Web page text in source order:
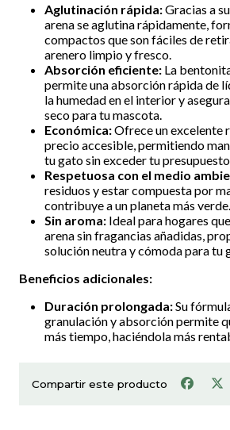
Aglutinación rápida:Gracias a
arena se aglutina rápidamente,
compactos que son fáciles de
arenero limpio y fresco.
Absorción eficiente: La
permite una absorción rápida de
la humedad en el interior y
seco para tu mascota.
Económica:Ofrece un excelente
precio accesible, permitiendo
tu gato sin exceder tu
Respetuosa con el medio
residuos y estar compuesta por
contribuye a un planeta más verde.
Sin aroma: Ideal para hogares
arena sin fragancias añadidas,
solución neutra y cómoda para tu
Beneficios adicionales:
Duración prolongada:Su
granulación y absorción permite
más tiempo, haciéndola más
Compartir este producto